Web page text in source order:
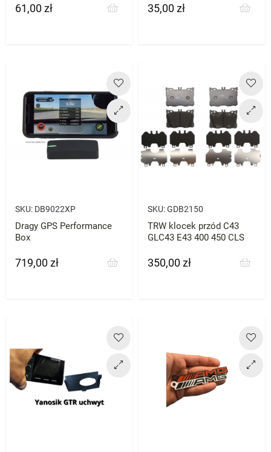
Cena
61,00 zł Cena
35,00 zł
SKU: DB9022XP
Dragy GPS Performance
Box
Cena
719,00 zł
SKU:GDB2150
TRW klocek przód C43
GLC43 E43 400 450 CLS
Cena
350,00 zł